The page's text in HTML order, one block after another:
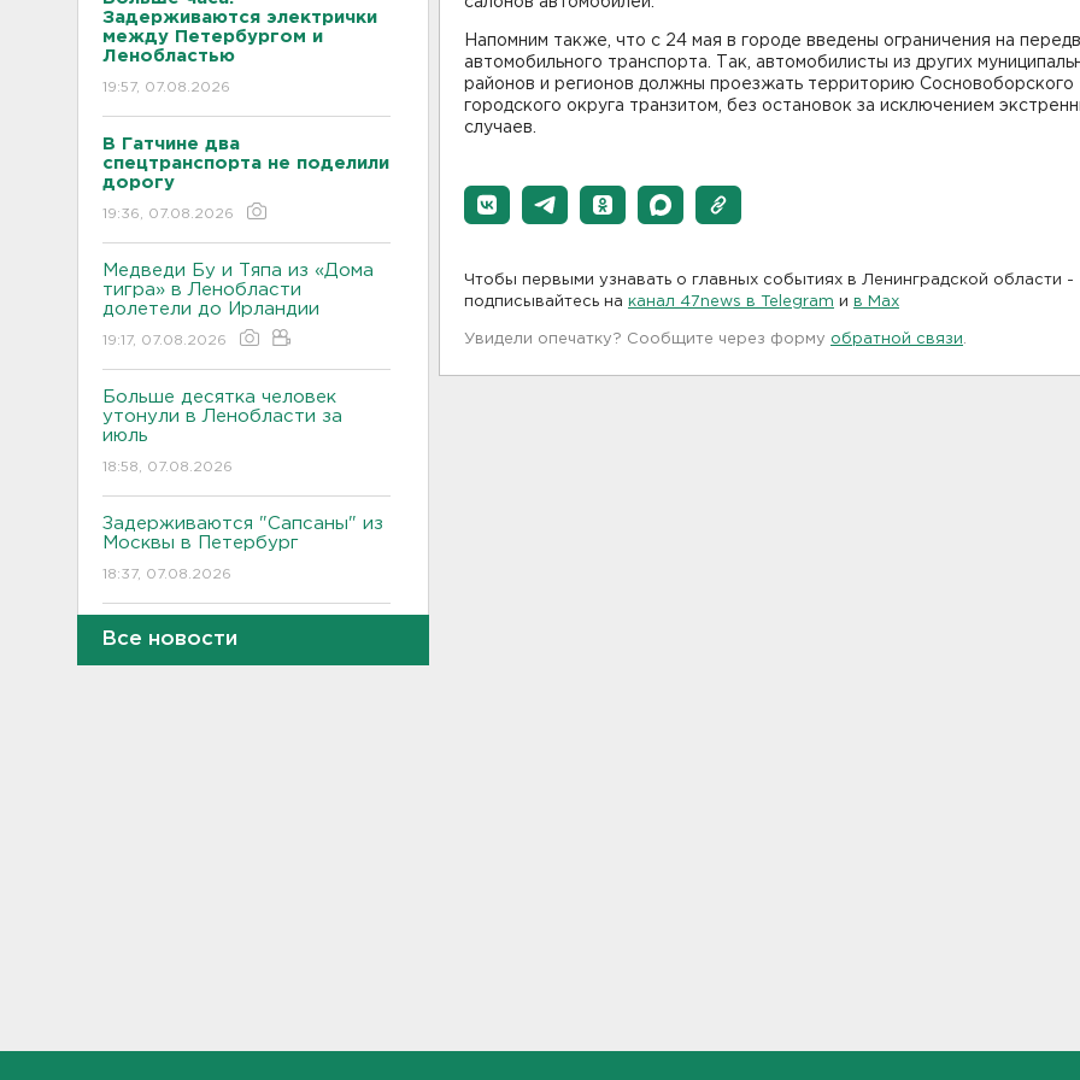
Задерживаются электрички
между Петербургом и
Ленобластью
19:57, 07.08.2026
В Гатчине два
спецтранспорта не поделили
дорогу
19:36, 07.08.2026
Медведи Бу и Тяпа из «Дома
тигра» в Ленобласти
долетели до Ирландии
19:17, 07.08.2026
Больше десятка человек
утонули в Ленобласти за
июль
18:58, 07.08.2026
Задерживаются "Сапсаны" из
Москвы в Петербург
18:37, 07.08.2026
Мобильный медпункт приедет
проверять здоровье жителей
Соснового Бора
самосвалами со стройки
Все новости
Напомним также, что с 24 мая в городе введены ограничения на
автомобильного транспорта. Так, автомобилисты из других
районов и регионов должны проезжать территорию Сосновоборского
городского округа транзитом, без остановок за исключением
случаев.
Чтобы первыми узнавать о главных событиях в Ленинградской области -
подписывайтесь на канал 47news в Telegram и в Maх
Увидели опечатку? Сообщите через форму обратной связи